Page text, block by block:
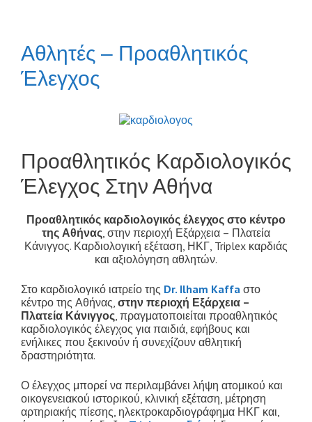
Αθλητές – Προαθλητικός
Έλεγχος
Προαθλητικός Καρδιολογικός
Έλεγχος Στην Αθήνα
Προαθλητικός καρδιολογικός έλεγχος στο κέντρο
της Αθήνας , στην περιοχή Εξάρχεια – Πλατεία
Κάνιγγος. Καρδιολογική εξέταση, ΗΚΓ, Triplex καρδιάς
και αξιολόγηση αθλητών.
Στο καρδιολογικό ιατρείο της Dr. Ilham Kaffa στο
κέντρο της Αθήνας, στην περιοχή Εξάρχεια –
Πλατεία Κάνιγγος , πραγματοποιείται προαθλητικός
καρδιολογικός έλεγχος για παιδιά, εφήβους και
ενήλικες που ξεκινούν ή συνεχίζουν αθλητική
δραστηριότητα.
Ο έλεγχος μπορεί να περιλαμβάνει λήψη ατομικού και
οικογενειακού ιστορικού, κλινική εξέταση, μέτρηση
αρτηριακής πίεσης, ηλεκτροκαρδιογράφημα ΗΚΓ και,